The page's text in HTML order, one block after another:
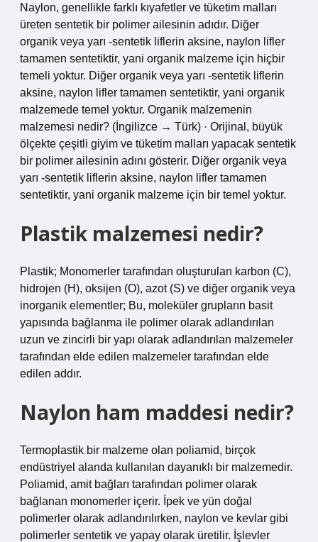
Naylon, genellikle farklı kıyafetler ve tüketim malları
üreten sentetik bir polimer ailesinin adıdır. Diğer
organik veya yarı -sentetik liflerin aksine, naylon lifler
tamamen sentetiktir, yani organik malzeme için hiçbir
temeli yoktur. Diğer organik veya yarı -sentetik liflerin
aksine, naylon lifler tamamen sentetiktir, yani organik
malzemede temel yoktur. Organik malzemenin
malzemesi nedir? (İngilizce → Türk) · Orijinal, büyük
ölçekte çeşitli giyim ve tüketim malları yapacak sentetik
bir polimer ailesinin adını gösterir. Diğer organik veya
yarı -sentetik liflerin aksine, naylon lifler tamamen
sentetiktir, yani organik malzeme için bir temel yoktur.
Plastik malzemesi nedir?
Plastik; Monomerler tarafından oluşturulan karbon (C),
hidrojen (H), oksijen (O), azot (S) ve diğer organik veya
inorganik elementler; Bu, moleküler grupların basit
yapısında bağlanma ile polimer olarak adlandırılan
uzun ve zincirli bir yapı olarak adlandırılan malzemeler
tarafından elde edilen malzemeler tarafından elde
edilen addır.
Naylon ham maddesi nedir?
Termoplastik bir malzeme olan poliamid, birçok
endüstriyel alanda kullanılan dayanıklı bir malzemedir.
Poliamid, amit bağları tarafından polimer olarak
bağlanan monomerler içerir. İpek ve yün doğal
polimerler olarak adlandırılırken, naylon ve kevlar gibi
polimerler sentetik ve yapay olarak üretilir. İşlevler